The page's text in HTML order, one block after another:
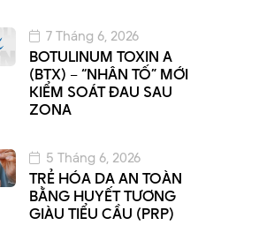
BOTULINUM TOXIN A
(BTX) – “NHÂN TỐ” MỚI
KIỂM SOÁT ĐAU SAU
ZONA
7 Tháng 6, 2026
TRẺ HÓA DA AN TOÀN
BẰNG HUYẾT TƯƠNG
GIÀU TIỂU CẦU (PRP)
5 Tháng 6, 2026